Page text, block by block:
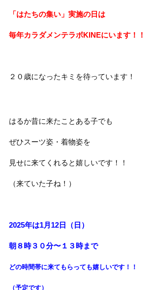
「はたちの集い」実施の日は
毎年カラダメンテラボKINEにいます！！
２０歳になったキミを待っています！
はるか昔に来たことある子でも
ぜひスーツ姿・着物姿を
見せに来てくれると嬉しいです！！
（来ていた子ね！）
2025年は1月12日（日）
朝８時３０分〜１３時まで
どの時間帯に来てもらっても嬉しいです！！
（予定です）